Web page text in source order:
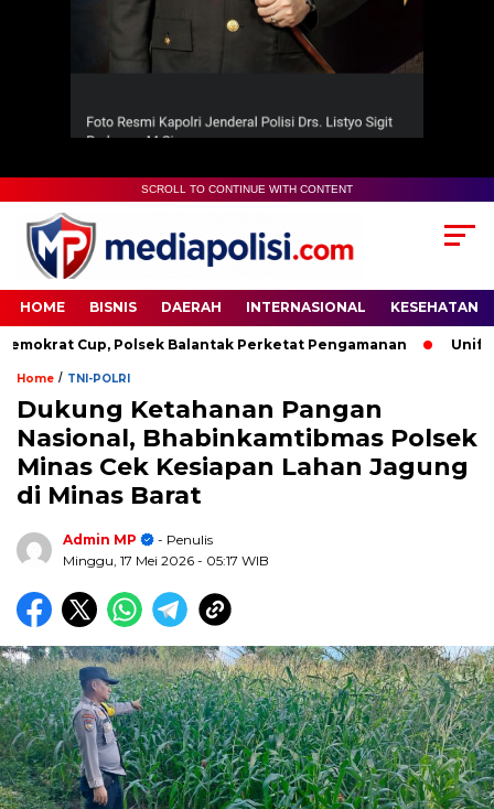
SCROLL TO CONTINUE WITH CONTENT
HOME BISNIS DAERAH INTERNASIONAL KESEHATAN
Cup, Polsek Balantak Perketat Pengamanan Unifying
Home / TNI-POLRI
Dukung Ketahanan Pangan
Nasional, Bhabinkamtibmas Polsek
Minas Cek Kesiapan Lahan Jagung
di Minas Barat
Admin MP
- Penulis
Minggu, 17 Mei 2026 - 05:17 WIB